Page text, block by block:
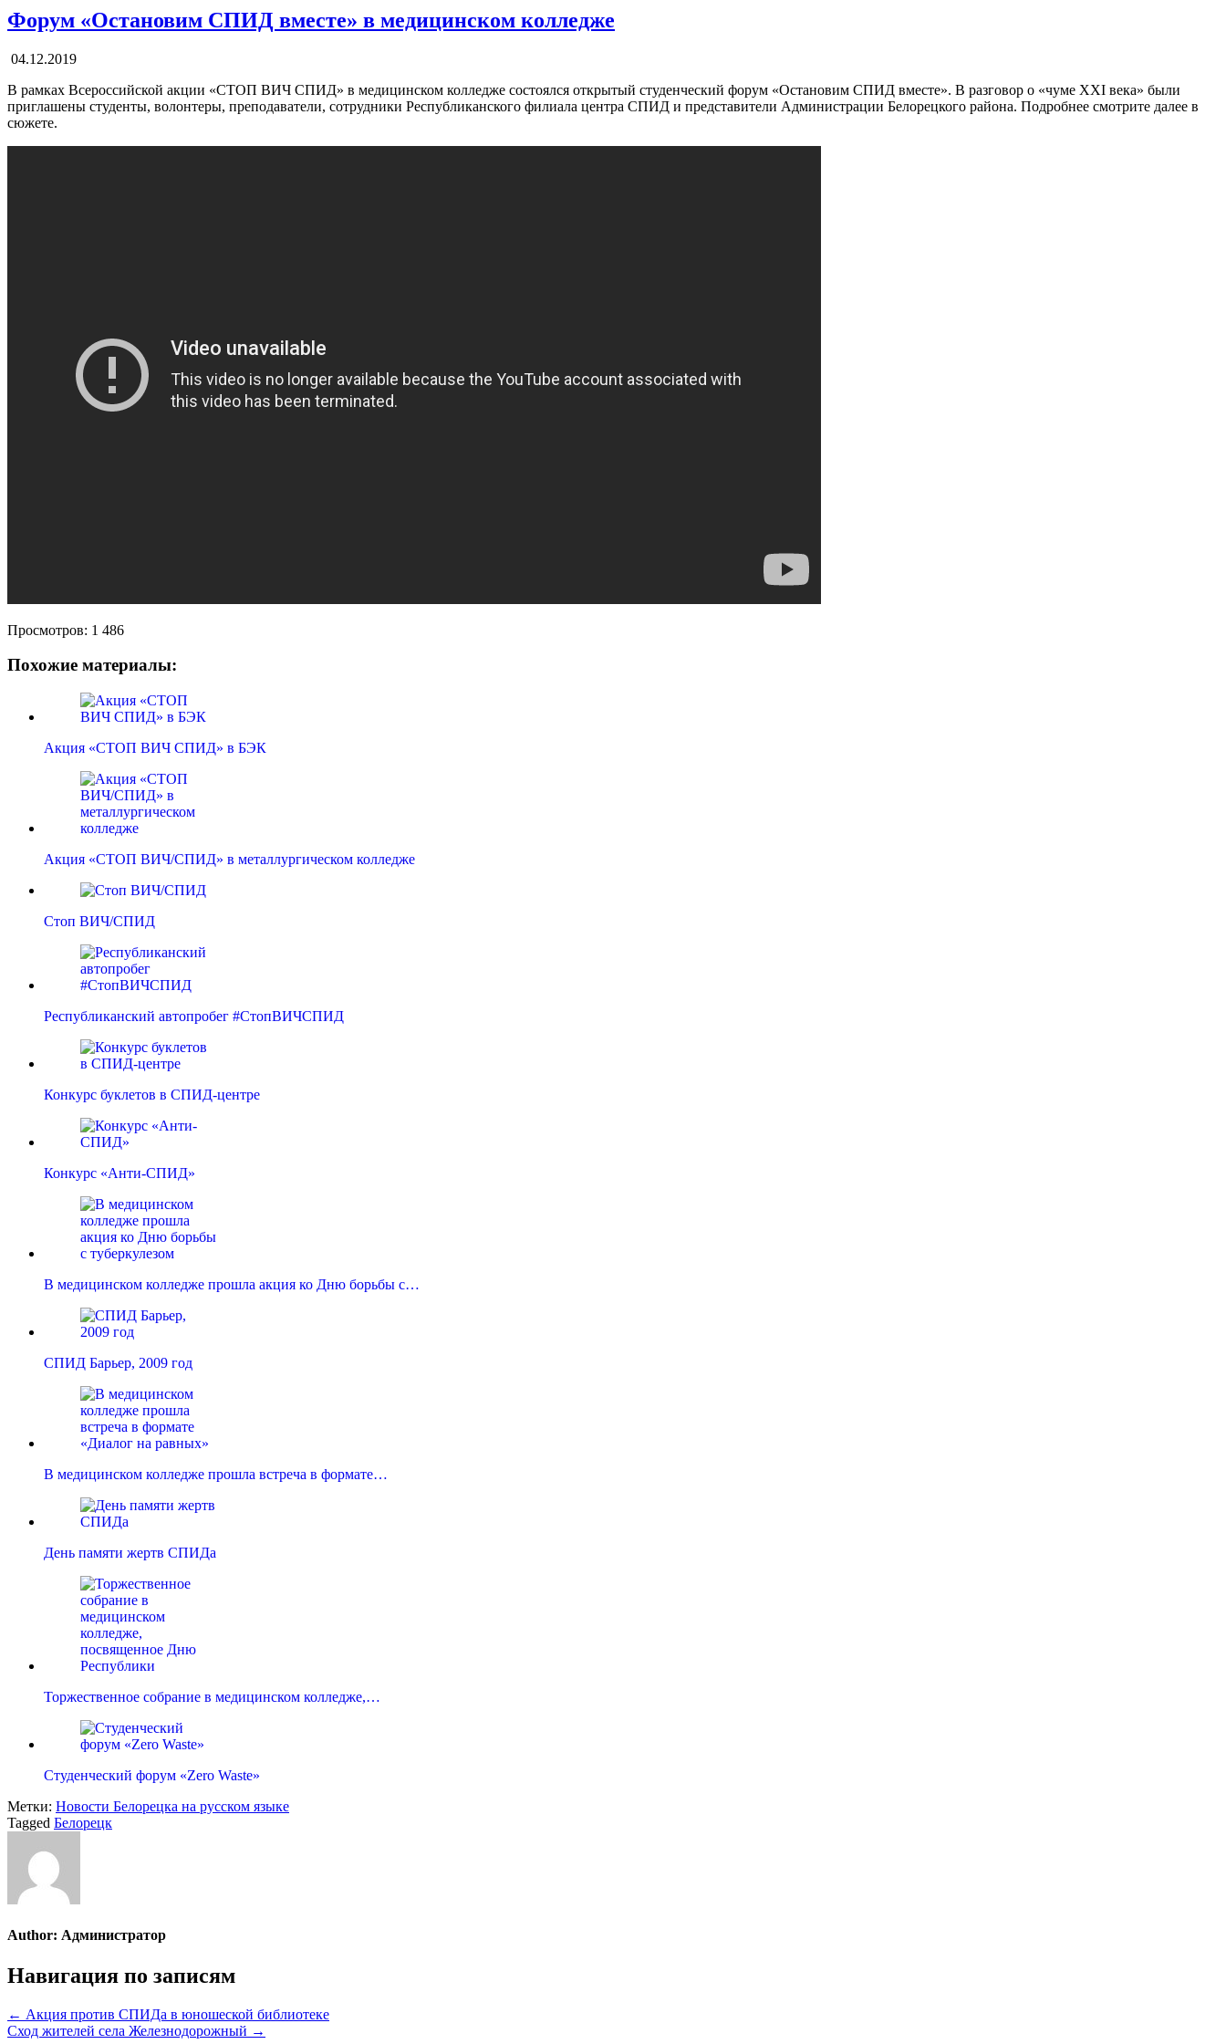
Форум «Остановим СПИД вместе» в медицинском колледже
04.12.2019
В рамках Всероссийской акции «СТОП ВИЧ СПИД» в медицинском колледже состоялся открытый студенческий форум «Остановим СПИД вместе». В разговор о «чуме XXI века» были
приглашены студенты, волонтеры, преподаватели, сотрудники Республиканского филиала центра СПИД и представители Администрации Белорецкого района. Подробнее смотрите далее в
сюжете.
Просмотров: 1 486
Похожие материалы:
Акция «СТОП ВИЧ СПИД» в БЭК
Акция «СТОП ВИЧ/СПИД» в металлургическом колледже
Стоп ВИЧ/СПИД
Республиканский автопробег #СтопВИЧСПИД
Конкурс буклетов в СПИД-центре
Конкурс «Анти-СПИД»
В медицинском колледже прошла акция ко Дню борьбы с…
СПИД Барьер, 2009 год
В медицинском колледже прошла встреча в формате…
День памяти жертв СПИДа
Торжественное собрание в медицинском колледже,…
Студенческий форум «Zero Waste»
Метки: Новости Белорецка на русском языке
Tagged Белорецк
Author: Администратор
Навигация по записям
← Акция против СПИДа в юношеской библиотеке
Сход жителей села Железнодорожный →